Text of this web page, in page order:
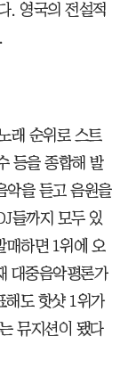
. 영국의 전설적
래 순위로 스트
등을 종합해 발
악을 듣고 음원을
들까지 모두 있
매하면 1위에 오
대중음악평론가
해도 핫샷 1위가
뮤지션이 됐다